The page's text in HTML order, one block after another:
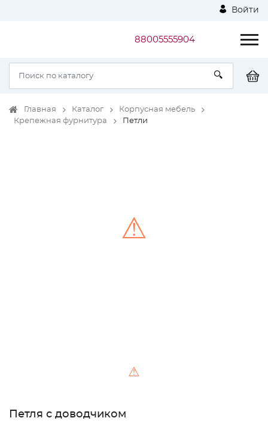
Войти
88005555904
Главная Каталог
Корпусная мебель
Крепежная фурнитура
Петли
⚠
⚠
Петля с доводчиком